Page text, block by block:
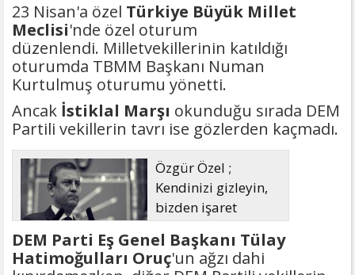
23 Nisan'a özel Türkiye Büyük Millet
Meclisi'nde özel oturum
düzenlendi. Milletvekillerinin katıldığı
oturumda TBMM Başkanı Numan
Kurtulmuş oturumu yönetti.
Ancak İstiklal Marşı okunduğu sırada DEM
Partili vekillerin tavrı ise gözlerden kaçmadı.
Özgür Özel ;
Kendinizi gizleyin,
bizden işaret
bekleyin
DEM Parti Eş Genel Başkanı Tülay
Hatimoğulları Oruç'un ağzı dahi